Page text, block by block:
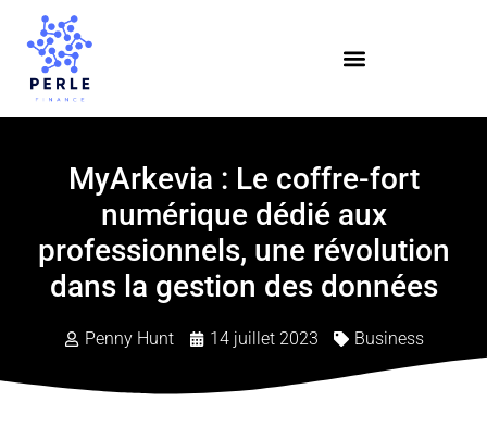
MyArkevia : Le coffre-fort
numérique dédié aux
professionnels, une révolution
dans la gestion des données
Penny Hunt 14 juillet 2023 Business